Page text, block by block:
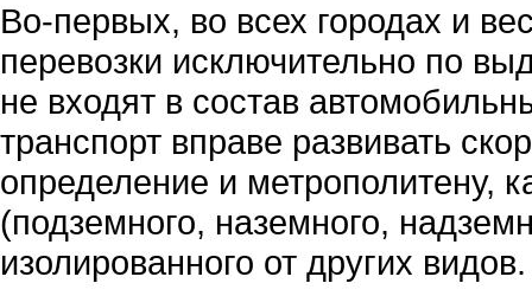
Во-первых, во всех городах и
перевозки исключительно по
не входят в состав
транспорт вправе развивать
определение и метрополитену,
(подземного, наземного,
изолированного от других видов.